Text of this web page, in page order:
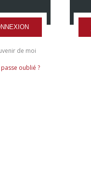
de moi
oublié ?